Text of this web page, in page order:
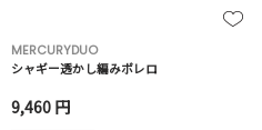
MERCURYDUO
シャギー透かし編みボレロ
9,460 円